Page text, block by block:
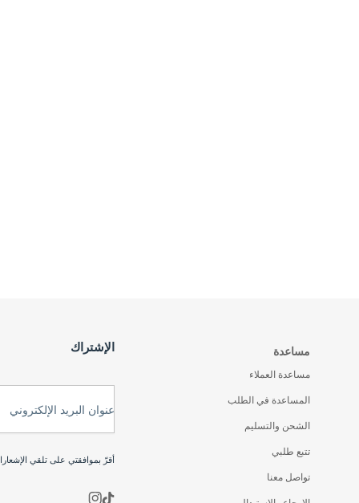
مساعدة
مساعدة العملاء
المساعدة في الطلب
الشحن والتسليم
تتبع طلبي
تواصل معنا
الإشتراك
عنوان البريد الإلكتروني
أقرّ بموافقتي على تلقي